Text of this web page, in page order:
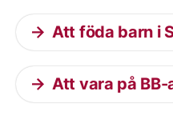
Att föda barn i
Att vara på